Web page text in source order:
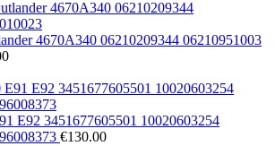
4670A340 06210209344 06210951003
E92 3451677605501 10020603254
€130.00